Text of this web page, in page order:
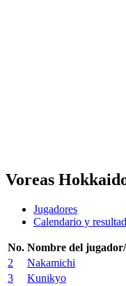
Voreas
Jugadores
Calendario y
No. Nombre del
2
Nakamichi
3
Kunikyo